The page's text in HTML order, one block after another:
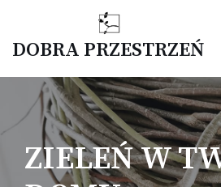
Przejdź
treści
DOBRA PRZESTRZEŃ
ZIELEŃ W